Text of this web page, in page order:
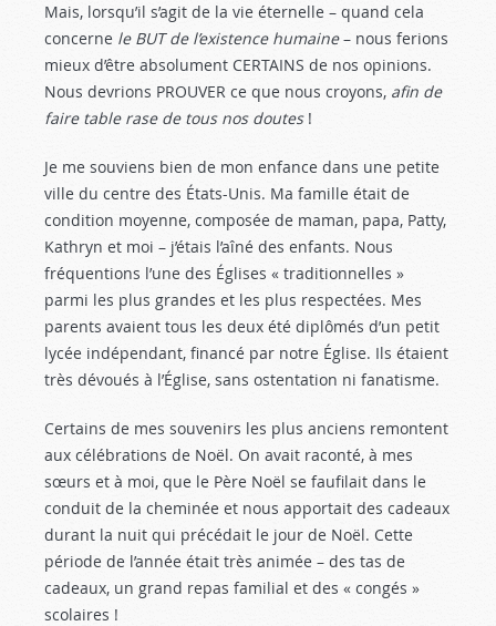
Mais, lorsqu’il s’agit de la vie éternelle – quand cela
concerne le BUT de l’existence humaine– nous ferions
mieux d’être absolument CERTAINS de nos opinions.
Nous devrions PROUVER ce que nous croyons, afin de
faire table rase de tous nos doutes!
Je me souviens bien de mon enfance dans une petite
ville du centre des États-Unis. Ma famille était de
condition moyenne, composée de maman, papa, Patty,
Kathryn et moi – j’étais l’aîné des enfants. Nous
fréquentions l’une des Églises « traditionnelles »
parmi les plus grandes et les plus respectées. Mes
parents avaient tous les deux été diplômés d’un petit
lycée indépendant, financé par notre Église. Ils étaient
très dévoués à l’Église, sans ostentation ni fanatisme.
Certains de mes souvenirs les plus anciens remontent
aux célébrations de Noël. On avait raconté, à mes
sœurs et à moi, que le Père Noël se faufilait dans le
conduit de la cheminée et nous apportait des cadeaux
durant la nuit qui précédait le jour de Noël. Cette
période de l’année était très animée – des tas de
cadeaux, un grand repas familial et des « congés »
scolaires !